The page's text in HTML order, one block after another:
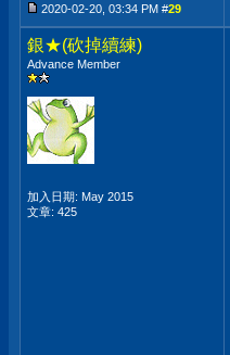
2020-02-20, 03:34 PM #29
銀★(砍掉續練)
Advance Member
加入日期: May 2015
文章: 425